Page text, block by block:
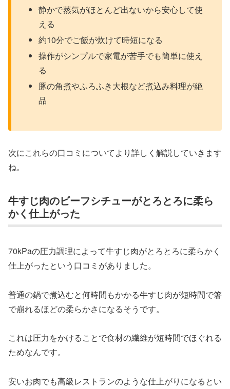
静かで蒸気がほとんど出ないから安心して使
える
約10分でご飯が炊けて時短になる
操作がシンプルで家電が苦手でも簡単に使え
る
豚の角煮やふろふき大根など煮込み料理が絶
品
次にこれらの口コミについてより詳しく解説していきます
ね。
牛すじ肉のビーフシチューがとろとろに柔ら
かく仕上がった
70kPaの圧力調理によって牛すじ肉がとろとろに柔らかく
仕上がったという口コミがありました。
普通の鍋で煮込むと何時間もかかる牛すじ肉が短時間で箸
で崩れるほどの柔らかさになるそうです。
これは圧力をかけることで食材の繊維が短時間でほぐれる
ためなんです。
安いお肉でも高級レストランのような仕上がりになるとい